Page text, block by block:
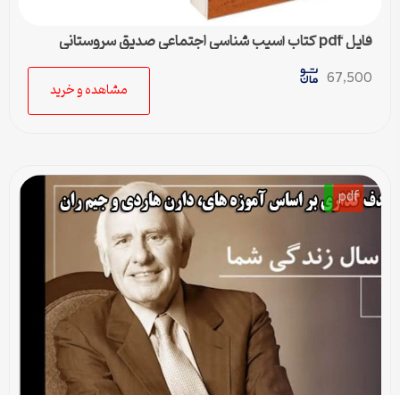
فایل pdf کتاب آسیب شناسی اجتماعی صدیق سروستانی
67,500
مشاهده و خرید
pdf